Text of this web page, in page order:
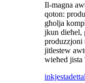
Il-magna
qoton:
għolja
jkun dieħel,
produzzjoni
jitlestew
wieħed jista
inkjesta